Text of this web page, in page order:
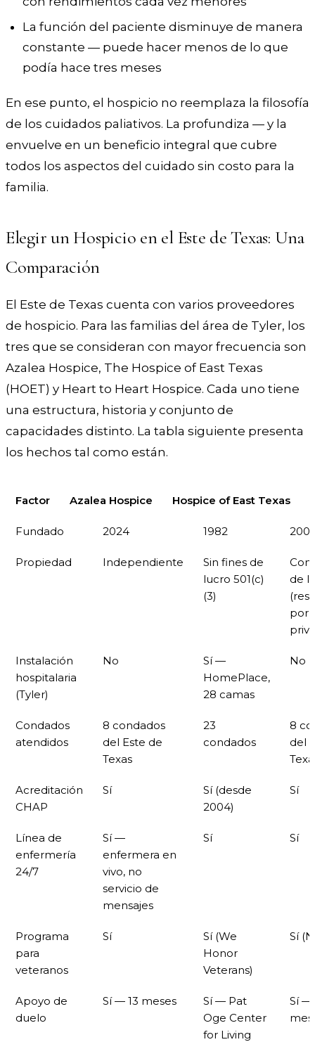
La función del paciente disminuye de manera
constante — puede hacer menos de lo que
podía hace tres meses
En ese punto, el hospicio no reemplaza la filosofía
de los cuidados paliativos. La profundiza — y la
envuelve en un beneficio integral que cubre
todos los aspectos del cuidado sin costo para la
familia.
Elegir un Hospicio en el Este de Texas: Una
Comparación
El Este de Texas cuenta con varios proveedores
de hospicio. Para las familias del área de Tyler, los
tres que se consideran con mayor frecuencia son
Azalea Hospice, The Hospice of East Texas
(HOET) y Heart to Heart Hospice. Cada uno tiene
una estructura, historia y conjunto de
capacidades distinto. La tabla siguiente presenta
los hechos tal como están.
Factor Azalea Hospice Hospice of East Texas
Fundado 2024 1982
Propiedad Independiente
Sin fines de
lucro 501(c)
(3)
Con
de
por
Instalación
hospitalaria
(Tyler)
No
Sí —
HomePlace,
28 camas
No
Condados
atendidos
8 condados
del Este de
Texas
23
condados
8
del
Acreditación
CHAP
Sí
Sí (desde
2004)
Sí
Línea de
enfermería
24/7
Sí —
enfermera en
vivo, no
servicio de
mensajes
Sí Sí
Programa
para
veteranos
Sí
Sí (We
Honor
Veterans)
Sí
Apoyo de
duelo
Sí — 13 meses
Sí — Pat
Oge Center
for Living
Sí —